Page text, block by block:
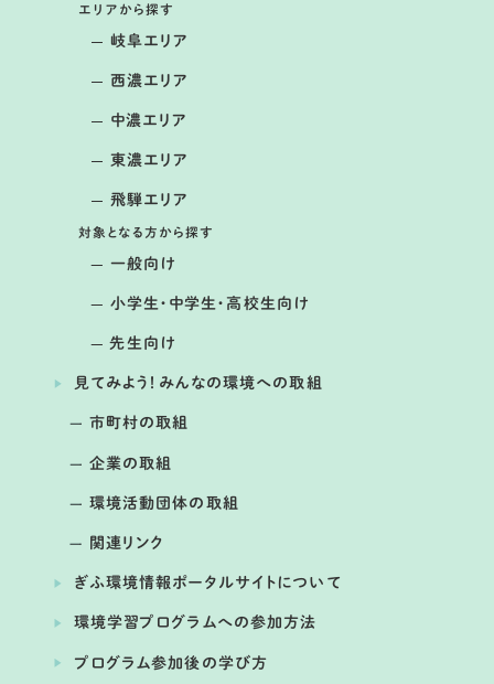
第2回 春の湿地観察会＆ミニコンサー
開催日： 2026年03月19日
第4回 応用気象シンポジウム ２０
エリアから探す
岐阜エリア
西濃エリア
中濃エリア
東濃エリア
飛騨エリア
対象となる方から探す
一般向け
小学生・中学生・高校生向け
先生向け
見てみよう！みんなの環境への取組
市町村の取組
企業の取組
環境活動団体の取組
関連リンク
ぎふ環境情報ポータルサイトについて
環境学習プログラムへの参加方法
プログラム参加後の学び方